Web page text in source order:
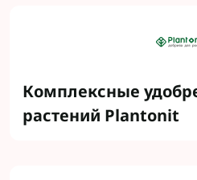
Комплексные
растений Plantonit